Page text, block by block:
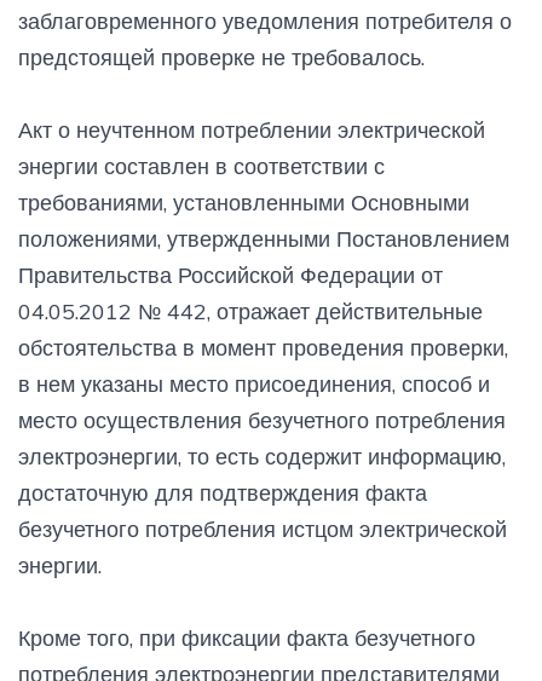
заблаговременного уведомления потребителя о
предстоящей проверке не требовалось.
Акт о неучтенном потреблении электрической
энергии составлен в соответствии с
требованиями, установленными Основными
положениями, утвержденными Постановлением
Правительства Российской Федерации от
04.05.2012 № 442, отражает действительные
обстоятельства в момент проведения проверки,
в нем указаны место присоединения, способ и
место осуществления безучетного потребления
электроэнергии, то есть содержит информацию,
достаточную для подтверждения факта
безучетного потребления истцом электрической
энергии.
Кроме того, при фиксации факта безучетного
потребления электроэнергии представителями